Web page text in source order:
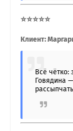
⭐⭐⭐⭐⭐
Клиент:
Всё чётко:
Говядина